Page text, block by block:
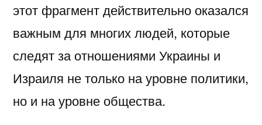
этот фрагмент действительно оказался
важным для многих людей, которые
следят за отношениями Украины и
Израиля не только на уровне политики,
но и на уровне общества.